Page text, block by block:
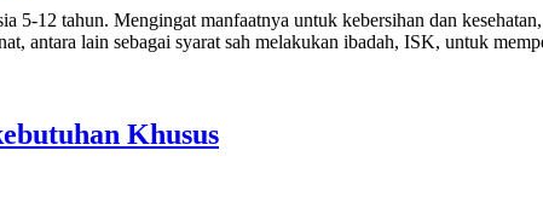
5-12 tahun. Mengingat manfaatnya untuk kebersihan dan
antara lain sebagai syarat sah melakukan ibadah, ISK, untuk
Khusus